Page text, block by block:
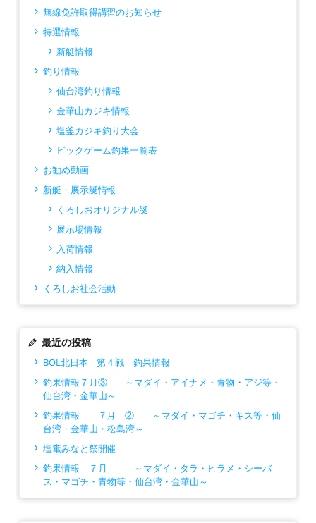
無線免許取得講習のお知らせ
特選情報
新艇情報
釣り情報
仙台湾釣り情報
金華山カジキ情報
塩釜カジキ釣り大会
ビックゲーム釣果一覧表
お勧め動画
新艇・展示艇情報
くろしおオリジナル艇
展示場情報
入荷情報
納入情報
くろしお社会活動
最近の投稿
BOL北日本 第４戦 釣果情報
釣果情報７月③ ～マダイ・アイナメ・青物・アジ等・
仙台湾・金華山～
釣果情報 ７月 ② ～マダイ・マゴチ・キス等・仙
台湾・金華山・松島湾～
塩竃みなと祭開催
釣果情報 ７月 ～マダイ・タラ・ヒラメ・シーバ
ス・マゴチ・青物等・仙台湾・金華山～